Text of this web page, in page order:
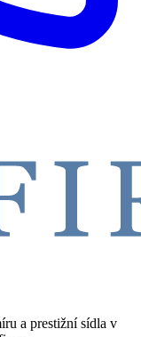
a prestižní sídla v